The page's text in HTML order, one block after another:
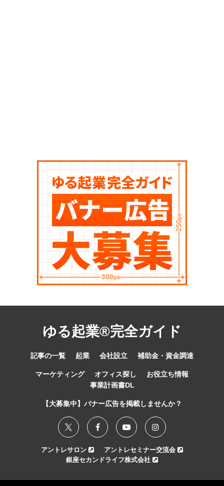
ゆる起業®完全ガイド
記事の一覧 起業 会社設立 補助金・資金調達
マーケティング オフィス探し
お役立ち情報
事業計画書DL
【大募集中】バナー広告を掲載しませんか？
アントレサロン
アントレセミナー交流会
銀座セカンドライフ株式会社